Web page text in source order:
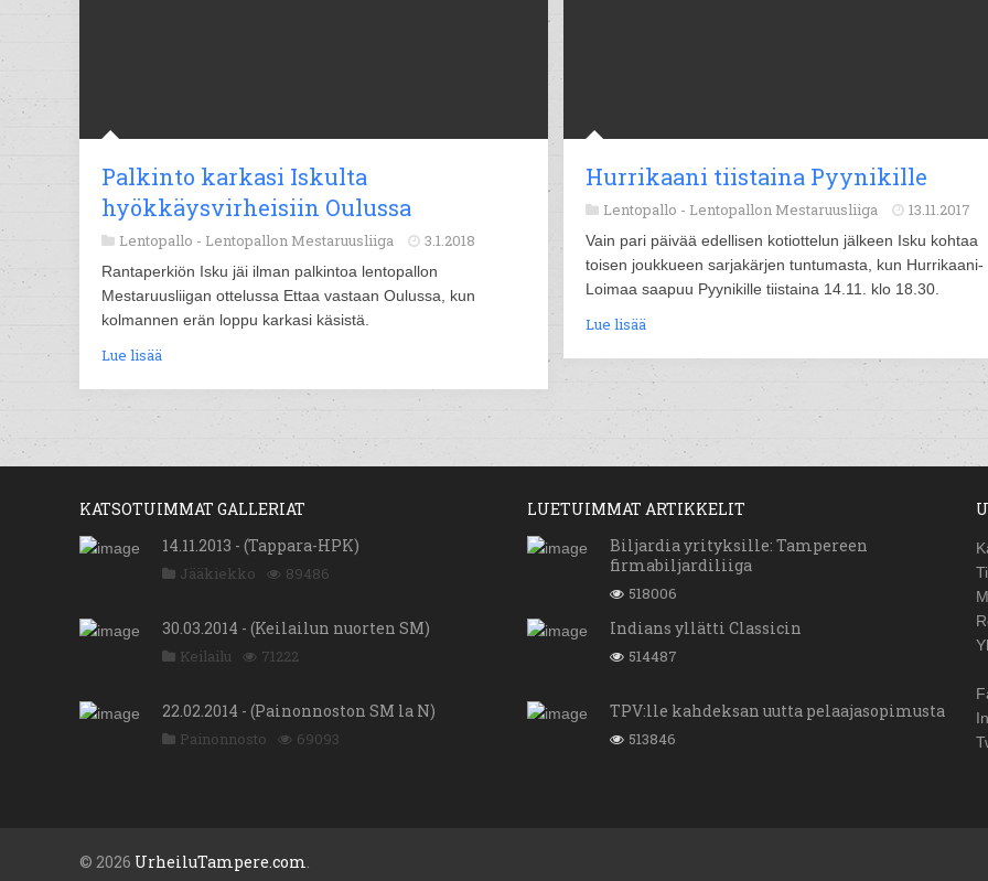
Palkinto karkasi Iskulta
hyökkäysvirheisiin Oulussa
Lentopallo - Lentopallon Mestaruusliiga 3.1.2018
Rantaperkiön Isku jäi ilman palkintoa lentopallon
Mestaruusliigan ottelussa Ettaa vastaan Oulussa, kun
kolmannen erän loppu karkasi käsistä.
Lue lisää
Hurrikaani tiistaina Pyynikille
Lentopallo - Lentopallon Mestaruusliiga 13.11.2017
Vain pari päivää edellisen kotiottelun jälkeen Isku kohtaa
toisen joukkueen sarjakärjen tuntumasta, kun Hurrikaani-
Loimaa saapuu Pyynikille tiistaina 14.11. klo 18.30.
Lue lisää
KATSOTUIMMAT GALLERIAT
14.11.2013 - (Tappara-HPK)
Jääkiekko 89486
30.03.2014 - (Keilailun nuorten SM)
Keilailu 71222
22.02.2014 - (Painonnoston SM la N)
Painonnosto 69093
LUETUIMMAT ARTIKKELIT
Biljardia yrityksille: Tampereen
firmabiljardiliiga
518006
Indians yllätti Classicin
514487
TPV:lle kahdeksan uutta pelaajasopimusta
513846
© 2026 UrheiluTampere.com.